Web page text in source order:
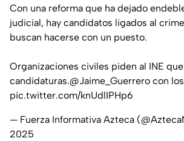
Con una reforma que ha dejado
judicial, hay candidatos ligados al
buscan hacerse con un puesto.
Organizaciones civiles piden al INE
candidaturas.@Jaime_Guerrero con
pic.twitter.com/knUdlIPHp6
— Fuerza Informativa Azteca
2025